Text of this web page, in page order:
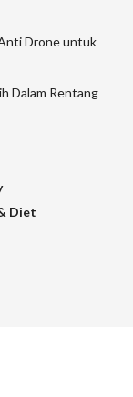
Drone untuk
Dalam Rentang
Diet